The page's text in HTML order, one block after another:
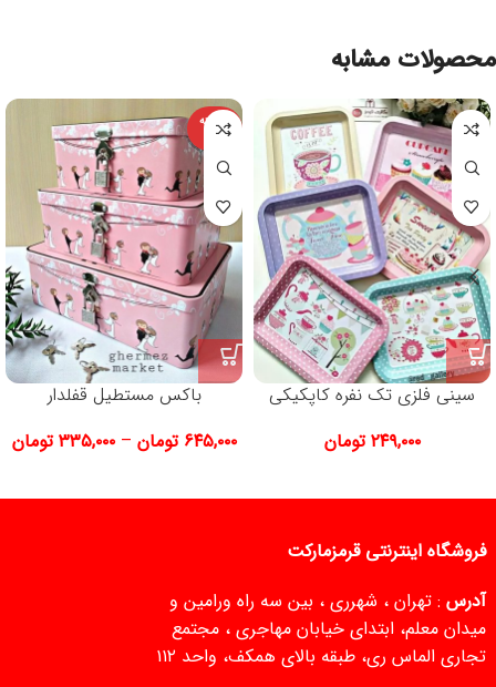
محصولات مشابه
سینی فلزی تک نفره کاپکیکی
۲۴۹,۰۰۰ تومان
فروخته
شده
باکس مستطیل قفلدار
۶۴۵,۰۰۰ تومان – ۳۳۵,۰۰۰ تومان
فروشگاه اینترنتی قرمزمارکت
آدرس : تهران ، شهرری ، بین سه راه ورامین و
میدان معلم، ابتدای خیابان مهاجری ، مجتمع
تجاری الماس ری، طبقه بالای همکف، واحد ۱۱۲